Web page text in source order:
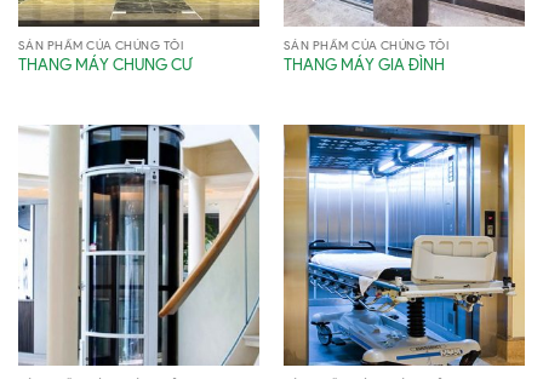
SẢN PHẨM CỦA CHÚNG TÔI
THANG MÁY CHUNG CƯ
SẢN PHẨM CỦA CHÚNG TÔI
THANG MÁY GIA ĐÌNH